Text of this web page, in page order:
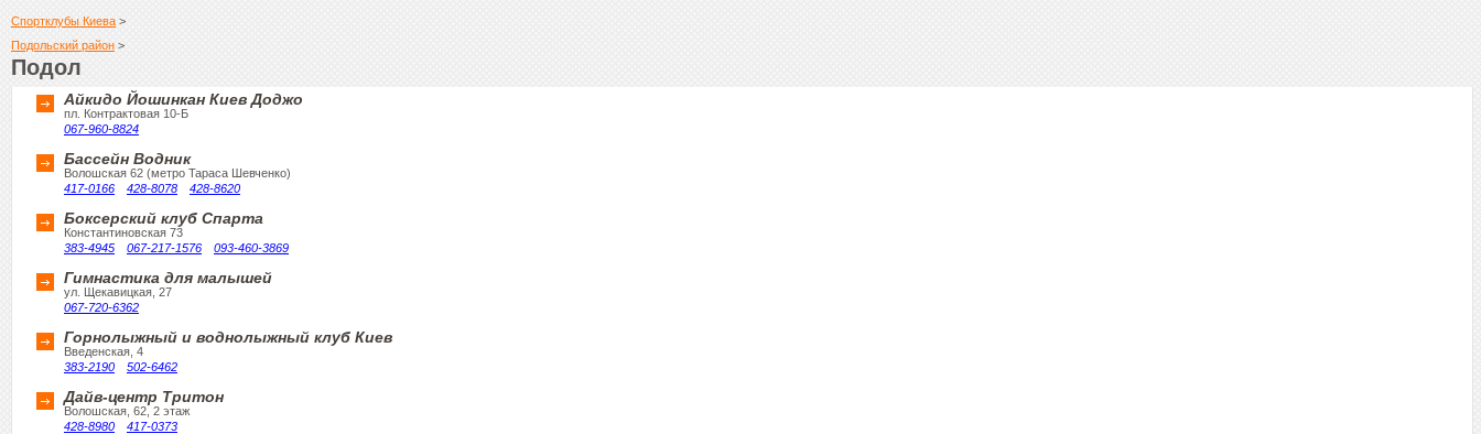
Спортклубы Киева >
Подольский район >
Подол
Айкидо Йошинкан Киев Доджо
пл. Контрактовая 10-Б
067-960-8824
Бассейн Водник
Волошская 62 (метро Тараса Шевченко)
417-0166
428-8078 428-8620
Боксерский клуб Спарта
Константиновская 73
383-4945
067-217-1576 093-460-3869
Гимнастика для малышей
ул. Щекавицкая, 27
067-720-6362
Горнолыжный и воднолыжный клуб Киев
Введенская, 4
383-2190
502-6462
Дайв-центр Тритон
Волошская, 62, 2 этаж
428-8980
417-0373